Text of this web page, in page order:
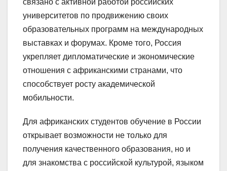
университетов по продвижению своих
образовательных программ на международных
выставках и форумах. Кроме того, Россия
укрепляет дипломатические и экономические
отношения с африканскими странами, что
способствует росту академической
мобильности.
Для африканских студентов обучение в России
открывает возможности не только для
получения качественного образования, но и
для знакомства с российской культурой, языком